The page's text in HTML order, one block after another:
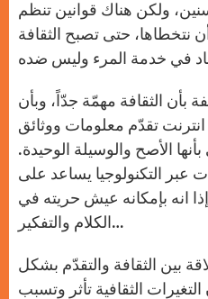
ولكن هناك قوانين تنظم
نتخطاها، حتى تصبح الثقافة
بأن الثقافة مهمّة جدّاً، وبأن
انترنت تقدّم معلومات ووثائق
الأصح والوسيلة الوحيدة.
عبر التكنولوجيا يساعد على
انه بإمكانه عيش حريته في
الكلام والتفكير…
بين الثقافة والتقدّم بشكل
الثقافية تأثر وتسبب